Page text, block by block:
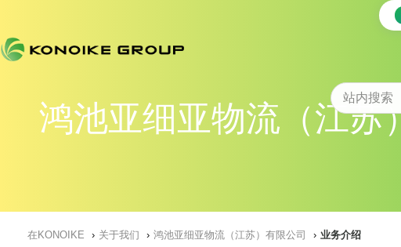
鸿池亚细亚物流（江苏
在KONOIKE 关于我们 鸿池亚细亚物流（江苏）有限公司 业务介绍